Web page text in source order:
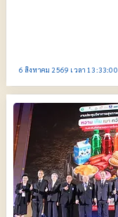
6 สิงหาคม 2569 เวลา 13:33:00